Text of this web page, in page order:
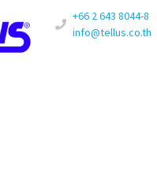
+66 2 643 8044-8
info@tellus.co.th